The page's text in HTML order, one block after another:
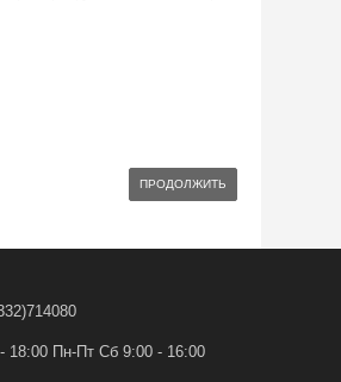
ПРОДОЛЖИТЬ
18:00 Пн-Пт Сб 9:00 - 16:00